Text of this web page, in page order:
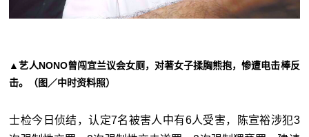
▲艺人NONO曾闯宜兰议会女厕，对著女子揉胸熊抱，惨遭电击棒反
击。（图／中时资料照）
士检今日侦结，认定7名被害人中有6人受害，陈宣裕涉犯3